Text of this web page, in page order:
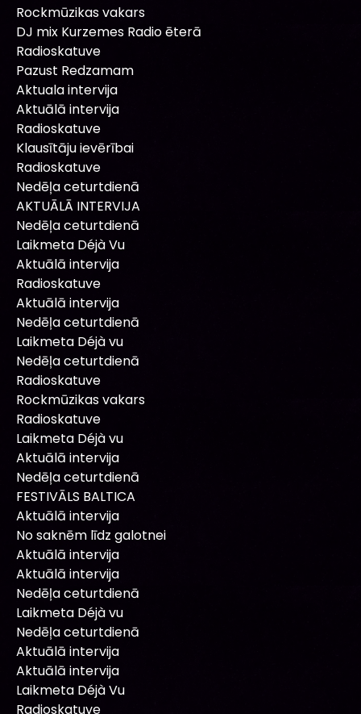
Rockmūzikas vakars
DJ mix Kurzemes Radio ēterā
Radioskatuve
Pazust Redzamam
Aktuala intervija
Aktuālā intervija
Radioskatuve
Klausītāju ievērībai
Radioskatuve
Nedēļa ceturtdienā
AKTUĀLĀ INTERVIJA
Nedēļa ceturtdienā
Laikmeta Déjà Vu
Aktuālā intervija
Radioskatuve
Aktuālā intervija
Nedēļa ceturtdienā
Laikmeta Déjà vu
Nedēļa ceturtdienā
Radioskatuve
Rockmūzikas vakars
Radioskatuve
Laikmeta Déjà vu
Aktuālā intervija
Nedēļa ceturtdienā
FESTIVĀLS BALTICA
Aktuālā intervija
No saknēm līdz galotnei
Aktuālā intervija
Aktuālā intervija
Nedēļa ceturtdienā
Laikmeta Déjà vu
Nedēļa ceturtdienā
Aktuālā intervija
Aktuālā intervija
Laikmeta Déjà Vu
Radioskatuve